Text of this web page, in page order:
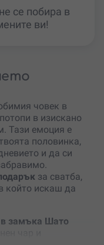
се побира в
ви!
човек в
в изискано
Тази емоция е
половинка,
и да си
за сватба,
който искаш да
в замъка Шато